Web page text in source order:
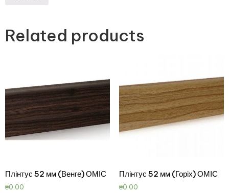
Related products
Плінтус 52 мм (Венге) ОМІС
₴0.00
Плінтус 52 мм (Горіх) ОМІС
₴0.00